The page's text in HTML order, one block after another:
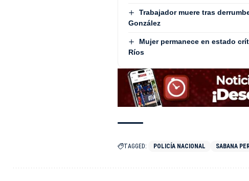
Trabajador muere tras
González
Mujer permanece en estado
Ríos
TAGGED: POLICÍA NACIONAL SABANA